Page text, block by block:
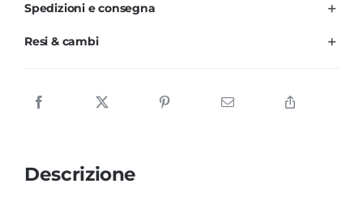
Spedizioni e consegna
Resi & cambi
Descrizione